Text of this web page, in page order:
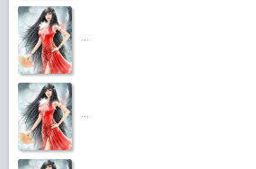
...
...